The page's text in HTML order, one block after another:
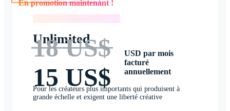
Unlimited
18 US$
15 US$
USD par mois
facturé
annuellement
Pour les créateurs plus importants qui produisent à
grande échelle et exigent une liberté créative